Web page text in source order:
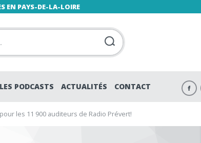
EN PAYS-DE-LA-LOIRE
LES PODCASTS ACTUALITÉS CONTACT
les 11 900 auditeurs de Radio Prévert!